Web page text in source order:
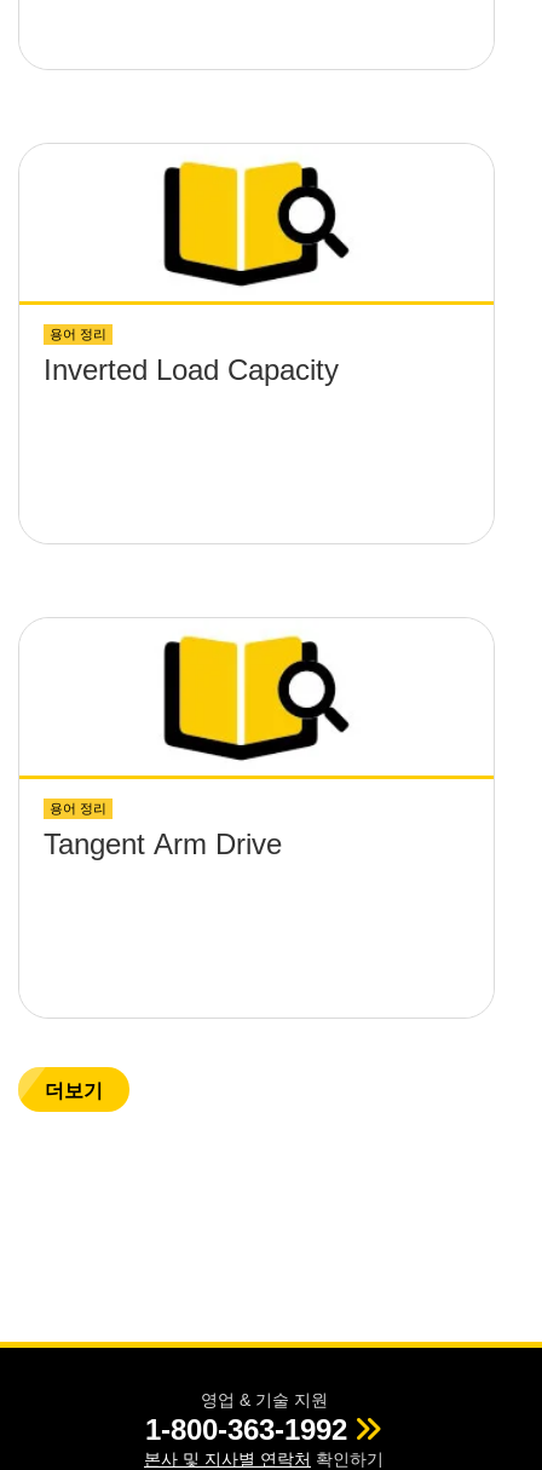
용어 정리
Inverted Load Capacity
용어 정리
Tangent Arm Drive
더보기
영업 & 기술 지원
1-800-363-1992
본사 및 지사별 연락처 확인하기